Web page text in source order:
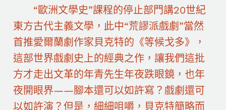
“歐洲文學史”課程的停止部門講20世紀
東方古代主義文學，此中“荒謬派戲劇”當然
首推愛爾蘭劇作家貝克特的《等候戈多》，
這部世界戲劇史上的經典之作，讓我們這批
方才走出文革的年青先生年夜跌眼鏡，也年
夜開眼界——腳本還可以如許寫？戲劇還可
以如許演？但是，細細咀嚼，貝克特簡略而